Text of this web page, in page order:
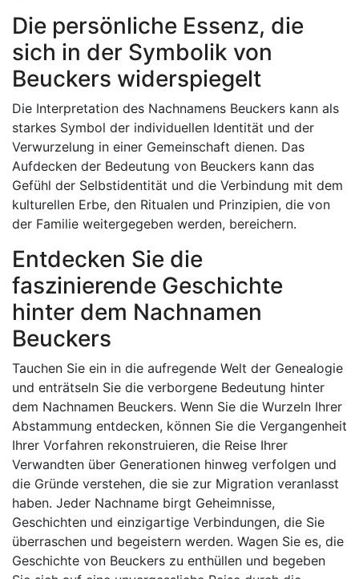
Die persönliche Essenz, die
sich in der Symbolik von
Beuckers widerspiegelt
Die Interpretation des Nachnamens Beuckers kann als
starkes Symbol der individuellen Identität und der
Verwurzelung in einer Gemeinschaft dienen. Das
Aufdecken der Bedeutung von Beuckers kann das
Gefühl der Selbstidentität und die Verbindung mit dem
kulturellen Erbe, den Ritualen und Prinzipien, die von
der Familie weitergegeben werden, bereichern.
Entdecken Sie die
faszinierende Geschichte
hinter dem Nachnamen
Beuckers
Tauchen Sie ein in die aufregende Welt der Genealogie
und enträtseln Sie die verborgene Bedeutung hinter
dem Nachnamen Beuckers. Wenn Sie die Wurzeln Ihrer
Abstammung entdecken, können Sie die Vergangenheit
Ihrer Vorfahren rekonstruieren, die Reise Ihrer
Verwandten über Generationen hinweg verfolgen und
die Gründe verstehen, die sie zur Migration veranlasst
haben. Jeder Nachname birgt Geheimnisse,
Geschichten und einzigartige Verbindungen, die Sie
überraschen und begeistern werden. Wagen Sie es, die
Geschichte von Beuckers zu enthüllen und begeben